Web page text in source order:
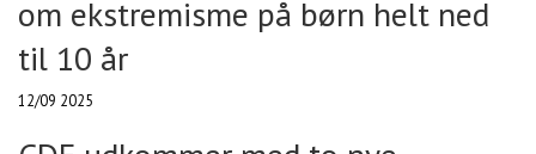
om ekstremisme på børn helt ned
til 10 år
12/09 2025